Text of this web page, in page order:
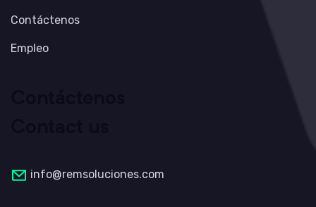
Contáctenos
Empleo
info@remsoluciones.com